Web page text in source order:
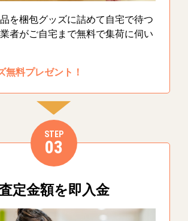
を梱包グッズに詰めて自宅で待つ
者がご自宅まで無料で集荷に伺い
無料プレゼント！
STEP
03
定金額を即入金